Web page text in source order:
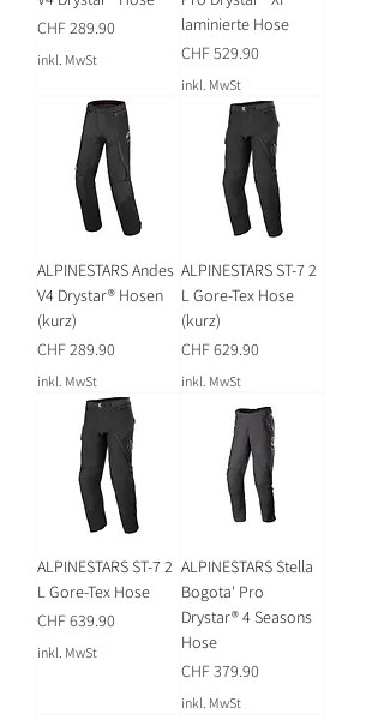
Preis
CHF 289.90
inkl. MwSt
laminierte Hose
Preis
CHF 529.90
inkl. MwSt
ALPINESTARS Andes
V4 Drystar® Hosen
(kurz)
Preis
CHF 289.90
inkl. MwSt
ALPINESTARS ST-7 2
L Gore-Tex Hose
(kurz)
Preis
CHF 629.90
inkl. MwSt
ALPINESTARS ST-7 2
L Gore-Tex Hose
Preis
CHF 639.90
inkl. MwSt
ALPINESTARS Stella
Bogota' Pro
Drystar® 4 Seasons
Hose
Preis
CHF 379.90
inkl. MwSt